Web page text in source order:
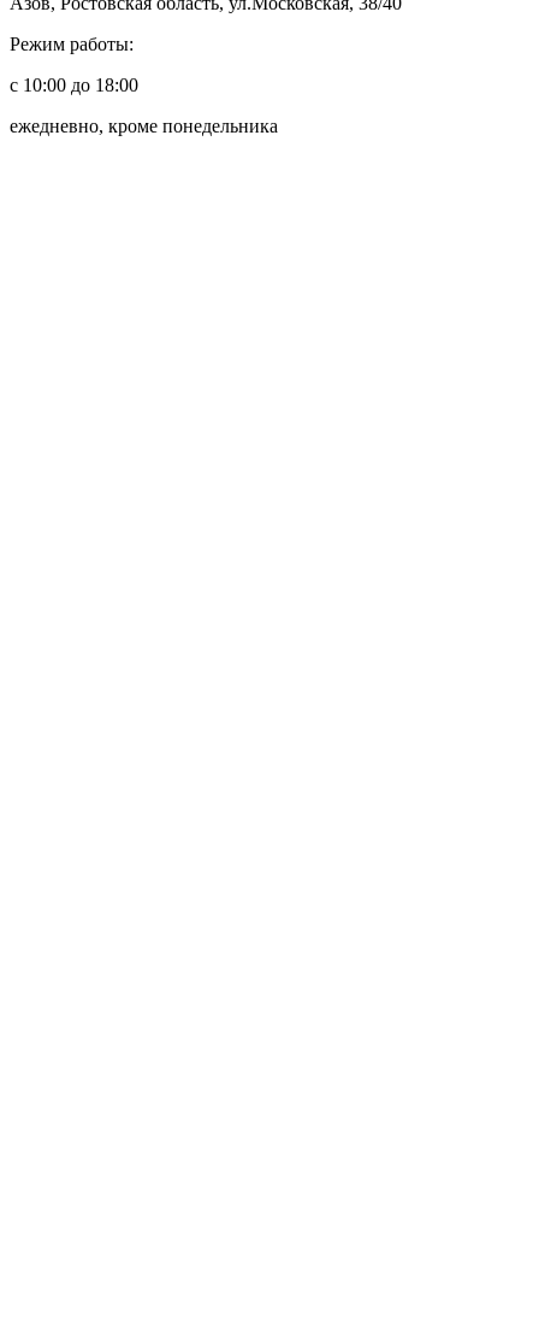
Режим работы:
с 10:00 до 18:00
ежедневно, кроме понедельника